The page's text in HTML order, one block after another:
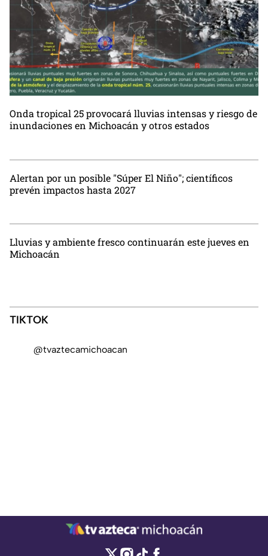
Onda tropical 25 provocará lluvias intensas y riesgo de
inundaciones en Michoacán y otros estados
Alertan por un posible "Súper El Niño"; científicos
prevén impactos hasta 2027
Lluvias y ambiente fresco continuarán este jueves en
Michoacán
TIKTOK
@tvaztecamichoacan